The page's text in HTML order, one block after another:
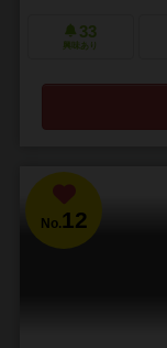
33
興味あり
No.12